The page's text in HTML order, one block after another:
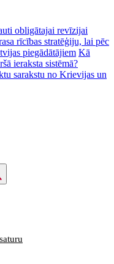
obligātajai revīzijai
rīcības stratēģiju, lai pēc
piegādātājiem Kā
ieraksta sistēmā?
sarakstu no Krievijas un